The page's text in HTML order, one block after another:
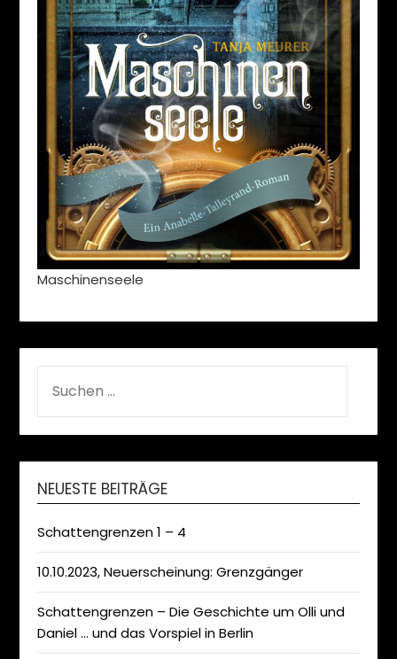
Maschinenseele
NACH:
NEUESTE BEITRÄGE
Schattengrenzen 1 – 4
10.10.2023, Neuerscheinung: Grenzgänger
Schattengrenzen – Die Geschichte um Olli und
Daniel … und das Vorspiel in Berlin